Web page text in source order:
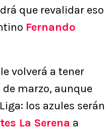
que revalidar eso
Fernando
volverá a tener
marzo, aunque
los azules serán
La Serena a